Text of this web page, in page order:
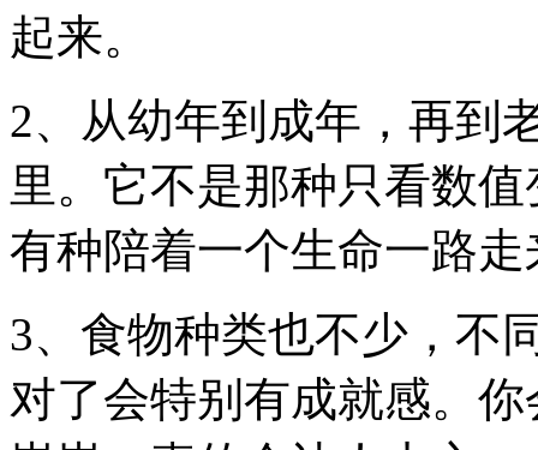
起来。
2、从幼年到成年，再到
里。它不是那种只看数
有种陪着一个生命一路
3、食物种类也不少，不
对了会特别有成就感。